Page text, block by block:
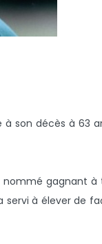
son décès à 63
gagnant
à élever de